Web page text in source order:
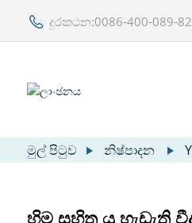
දුරකථන:0086-400-089-
මුල් පිටුව නිෂ්පාදන
හිම සහිත යූ හැඩැති